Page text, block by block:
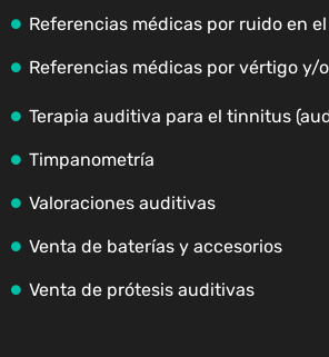
Referencias médicas por ruido en
Referencias médicas por vértigo y/
Terapia auditiva para el tinnitus
Timpanometría
Valoraciones auditivas
Venta de baterías y accesorios
Venta de prótesis auditivas